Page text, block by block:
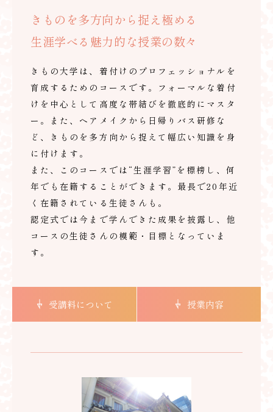
きものを多方向から捉え極める
生涯学べる魅力的な授業の数々
きもの大学は、着付けのプロフェッショナルを
育成するためのコースです。フォーマルな着付
けを中心として高度な帯結びを徹底的にマスタ
ー。また、ヘアメイクから日帰りバス研修な
ど、きものを多方向から捉えて幅広い知識を身
に付けます。
また、このコースでは“生涯学習”を標榜し、何
年でも在籍することができます。最長で20年近
く在籍されている生徒さんも。
認定式では今まで学んできた成果を披露し、他
コースの生徒さんの模範・目標となっていま
す。
受講料について 授業内容